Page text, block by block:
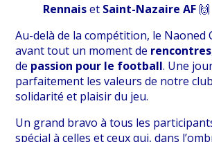
Rennaiset Saint-Nazaire AF 🙌
Au-delà de la compétition, le Naoned
avant tout un moment de rencontres
de passion pour le football. Une
parfaitement les valeurs de notre
solidarité et plaisir du jeu.
Un grand bravo à tous les
spécial à celles et ceux qui, dans